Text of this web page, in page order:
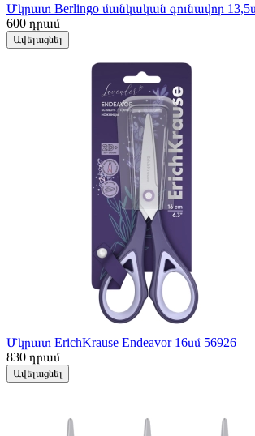
Մկրատ Berlingo մանկական գունավոր
600 դրամ
Ավելացնել
Մկրատ ErichKrause Endeavor 16սմ 56926
830 դրամ
Ավելացնել